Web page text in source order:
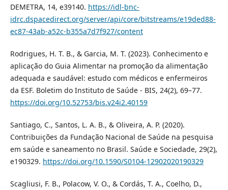
DEMETRA, 14, e39140. https://idl-bnc-
idrc.dspacedirect.org/server/api/core/bitstreams/e19ded88-
ec87-43ab-a52c-b355a7d7f927/content
Rodrigues, H. T. B., & Garcia, M. T. (2023). Conhecimento e
aplicação do Guia Alimentar na promoção da alimentação
adequada e saudável: estudo com médicos e enfermeiros
da ESF. Boletim do Instituto de Saúde - BIS, 24(2), 69–77.
https://doi.org/10.52753/bis.v24i2.40159
Santiago, C., Santos, L. A. B., & Oliveira, A. P. (2020).
Contribuições da Fundação Nacional de Saúde na pesquisa
em saúde e saneamento no Brasil. Saúde e Sociedade, 29(2),
e190329. https://doi.org/10.1590/S0104-12902020190329
Scagliusi, F. B., Polacow, V. O., & Cordás, T. A., Coelho, D.,